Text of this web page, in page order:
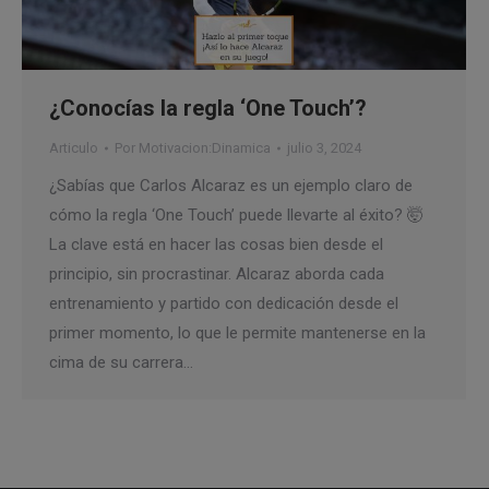
¿Conocías la regla ‘One Touch’?
Articulo Por Motivacion:Dinamica julio 3, 2024
¿Sabías que Carlos Alcaraz es un ejemplo claro de
cómo la regla ‘One Touch’ puede llevarte al éxito? 🤯
La clave está en hacer las cosas bien desde el
principio, sin procrastinar. Alcaraz aborda cada
entrenamiento y partido con dedicación desde el
primer momento, lo que le permite mantenerse en la
cima de su carrera…